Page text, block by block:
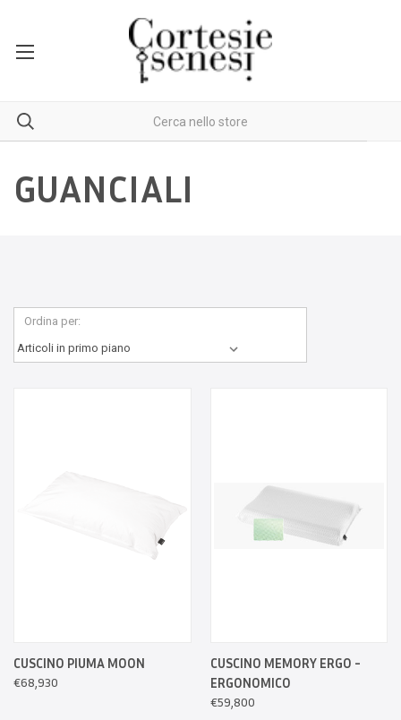
GUANCIALI
Ordina per:
CUSCINO PIUMA MOON
€68,930
CUSCINO MEMORY ERGO -
ERGONOMICO
€59,800